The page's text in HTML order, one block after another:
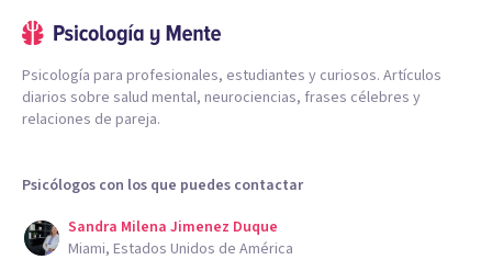
Psicología para profesionales, estudiantes y curiosos. Artículos
diarios sobre salud mental, neurociencias, frases célebres y
relaciones de pareja.
Psicólogos con los que puedes contactar
Sandra Milena Jimenez Duque
Miami, Estados Unidos de América